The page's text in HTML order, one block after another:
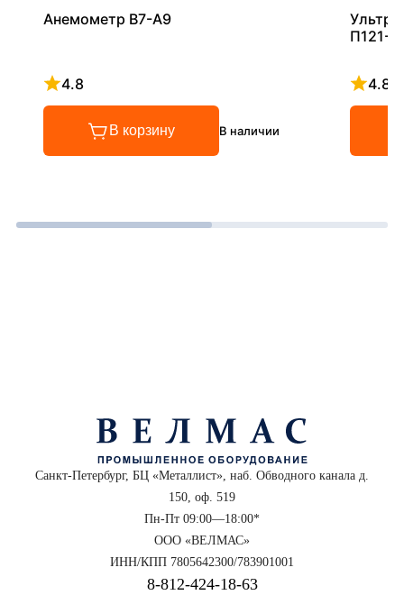
Анемометр В7-А9
4.8
Рейтинг 4.8 из 5
В корзину В наличии
П121-
4.8
Санкт-Петербург, БЦ «Металлист», наб. Обводного канала д.
150, оф. 519
Пн-Пт 09:00—18:00*
ООО «ВЕЛМАС»
ИНН/КПП 7805642300/783901001
8‑812‑424‑18‑63